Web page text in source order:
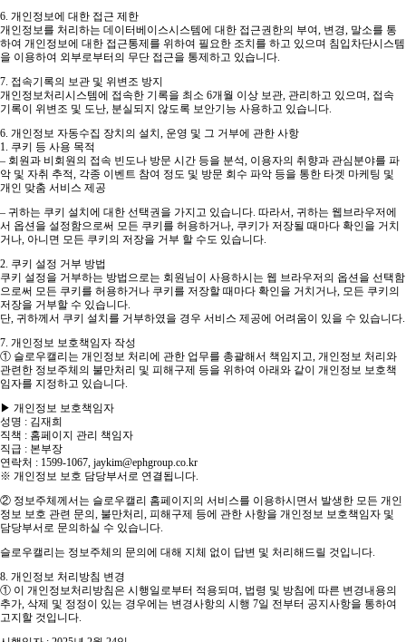
6. 개인정보에 대한 접근 제한
개인정보를 처리하는 데이터베이스시스템에 대한 접근권한의 부여, 변경, 말소를 통
하여 개인정보에 대한 접근통제를 위하여 필요한 조치를 하고 있으며 침입차단시스템
을 이용하여 외부로부터의 무단 접근을 통제하고 있습니다.
7. 접속기록의 보관 및 위변조 방지
개인정보처리시스템에 접속한 기록을 최소 6개월 이상 보관, 관리하고 있으며, 접속
기록이 위변조 및 도난, 분실되지 않도록 보안기능 사용하고 있습니다.
6. 개인정보 자동수집 장치의 설치, 운영 및 그 거부에 관한 사항
1. 쿠키 등 사용 목적
– 회원과 비회원의 접속 빈도나 방문 시간 등을 분석, 이용자의 취향과 관심분야를 파
악 및 자취 추적, 각종 이벤트 참여 정도 및 방문 회수 파악 등을 통한 타겟 마케팅 및
개인 맞춤 서비스 제공
– 귀하는 쿠키 설치에 대한 선택권을 가지고 있습니다. 따라서, 귀하는 웹브라우저에
서 옵션을 설정함으로써 모든 쿠키를 허용하거나, 쿠키가 저장될 때마다 확인을 거치
거나, 아니면 모든 쿠키의 저장을 거부 할 수도 있습니다.
2. 쿠키 설정 거부 방법
쿠키 설정을 거부하는 방법으로는 회원님이 사용하시는 웹 브라우저의 옵션을 선택함
으로써 모든 쿠키를 허용하거나 쿠키를 저장할 때마다 확인을 거치거나, 모든 쿠키의
저장을 거부할 수 있습니다.
단, 귀하께서 쿠키 설치를 거부하였을 경우 서비스 제공에 어려움이 있을 수 있습니다.
7. 개인정보 보호책임자 작성
① 슬로우캘리는 개인정보 처리에 관한 업무를 총괄해서 책임지고, 개인정보 처리와
관련한 정보주체의 불만처리 및 피해구제 등을 위하여 아래와 같이 개인정보 보호책
임자를 지정하고 있습니다.
▶ 개인정보 보호책임자
성명 : 김재희
직책 : 홈페이지 관리 책임자
직급 : 본부장
연락처 : 1599-1067, jaykim@ephgroup.co.kr
※ 개인정보 보호 담당부서로 연결됩니다.
② 정보주체께서는 슬로우캘리 홈페이지의 서비스를 이용하시면서 발생한 모든 개인
정보 보호 관련 문의, 불만처리, 피해구제 등에 관한 사항을 개인정보 보호책임자 및
담당부서로 문의하실 수 있습니다.
슬로우캘리는 정보주체의 문의에 대해 지체 없이 답변 및 처리해드릴 것입니다.
8. 개인정보 처리방침 변경
① 이 개인정보처리방침은 시행일로부터 적용되며, 법령 및 방침에 따른 변경내용의
추가, 삭제 및 정정이 있는 경우에는 변경사항의 시행 7일 전부터 공지사항을 통하여
고지할 것입니다.